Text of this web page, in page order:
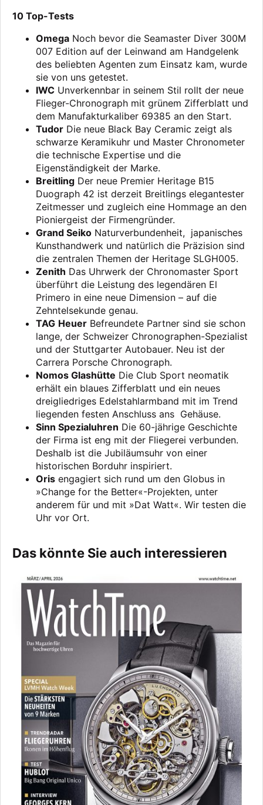
10 Top-Tests
Omega Noch bevor die Seamaster Diver 300M
007 Edition auf der Leinwand am Handgelenk
des beliebten Agenten zum Einsatz kam, wurde
sie von uns getestet.
IWC Unverkennbar in seinem Stil rollt der neue
Flieger-Chronograph mit grünem Zifferblatt und
dem Manufakturkaliber 69385 an den Start.
Tudor Die neue Black Bay Ceramic zeigt als
schwarze Keramikuhr und Master Chronometer
die technische Expertise und die
Eigenständigkeit der Marke.
Breitling Der neue Premier Heritage B15
Duograph 42 ist derzeit Breitlings elegantester
Zeitmesser und zugleich eine Hommage an den
Pioniergeist der Firmengründer.
Grand Seiko Naturverbundenheit, japanisches
Kunsthandwerk und natürlich die Präzision sind
die zentralen Themen der Heritage SLGH005.
Zenith Das Uhrwerk der Chronomaster Sport
überführt die Leistung des legendären El
Primero in eine neue Dimension – auf die
Zehntelsekunde genau.
TAG Heuer Befreundete Partner sind sie schon
lange, der Schweizer Chronographen-Spezialist
und der Stuttgarter Autobauer. Neu ist der
Carrera Porsche Chronograph.
Nomos Glashütte Die Club Sport neomatik
erhält ein blaues Zifferblatt und ein neues
dreigliedriges Edelstahlarmband mit im Trend
liegenden festen Anschluss ans Gehäuse.
Sinn Spezialuhren Die 60-jährige Geschichte
der Firma ist eng mit der Fliegerei verbunden.
Deshalb ist die Jubiläumsuhr von einer
historischen Borduhr inspiriert.
Oris engagiert sich rund um den Globus in
»Change for the Better«-Projekten, unter
anderem für und mit »Dat Watt«. Wir testen die
Uhr vor Ort.
Das könnte Sie auch interessieren